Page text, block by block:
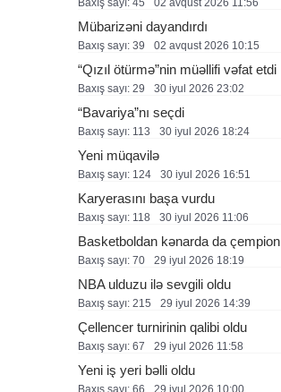
Baxış sayı: 45 02 avqust 2026 11:56
Mübarizəni dayandırdı
Baxış sayı: 39 02 avqust 2026 10:15
“Qızıl ötürmə”nin müəllifi vəfat etdi
Baxış sayı: 29 30 i̇yul 2026 23:02
“Bavariya”nı seçdi
Baxış sayı: 113 30 i̇yul 2026 18:24
Yeni müqavilə
Baxış sayı: 124 30 i̇yul 2026 16:51
Karyerasını başa vurdu
Baxış sayı: 118 30 i̇yul 2026 11:06
Basketboldan kənarda da çempion
Baxış sayı: 70 29 i̇yul 2026 18:19
NBA ulduzu ilə sevgili oldu
Baxış sayı: 215 29 i̇yul 2026 14:39
Çellencer turnirinin qalibi oldu
Baxış sayı: 67 29 i̇yul 2026 11:58
Yeni iş yeri bəlli oldu
Baxış sayı: 66 29 i̇yul 2026 10:00